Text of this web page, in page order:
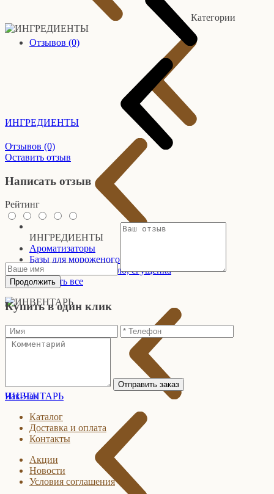
Категории
ИНГРЕДИЕНТЫ
ИНГРЕДИЕНТЫ
Ароматизаторы
Базы для мороженого
Конфитюры и повидло, сгущенка
Показать все
ИНВЕНТАРЬ
Отзывов (0)
Отзывов (0)
Оставить отзыв
Написать отзыв
Рейтинг
Продолжить
Купить в один клик
Отправить заказ
Чак-Чак
Каталог
Доставка и оплата
Контакты
Акции
Новости
Условия соглашения